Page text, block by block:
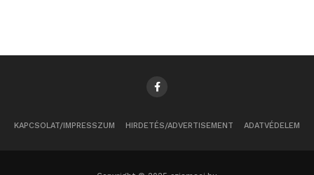
KAPCSOLAT/IMPRESSZUM HIRDETÉS/ADVERTISEMENT ADATVÉDELEM